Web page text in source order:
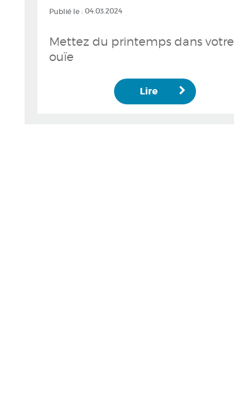
Publié le :04.03.2024
Mettez du printemps dans votre
ouïe
Lire